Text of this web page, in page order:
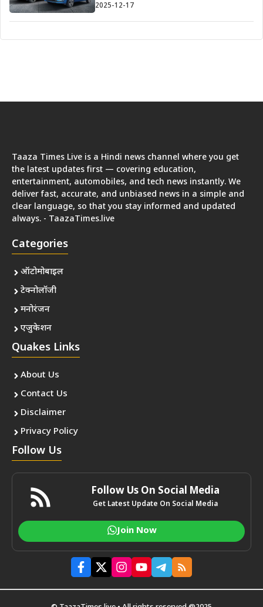
2025-12-17
Taaza Times Live is a Hindi news channel where you get
the latest updates first — covering education,
entertainment, automobiles, and tech news instantly. We
deliver fast, accurate, and unbiased news in a simple and
clear language, so that you stay informed and updated
always. - TaazaTimes.live
Categories
ऑटोमोबाइल
टेक्नोलॉजी
मनोरंजन
एजुकेशन
Quakes Links
About Us
Contact Us
Disclaimer
Privacy Policy
Follow Us
Follow Us On Social Media
Get Latest Update On Social Media
Join Now